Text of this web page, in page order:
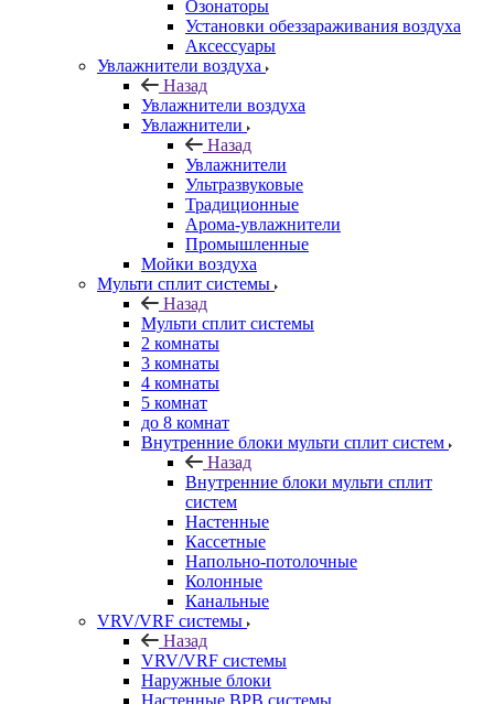
Озонаторы
Установки обеззараживания воздуха
Аксессуары
Увлажнители воздуха
Назад
Увлажнители воздуха
Увлажнители
Назад
Увлажнители
Ультразвуковые
Традиционные
Арома-увлажнители
Промышленные
Мойки воздуха
Мульти сплит системы
Назад
Мульти сплит системы
2 комнаты
3 комнаты
4 комнаты
5 комнат
до 8 комнат
Внутренние блоки мульти сплит систем
Назад
Внутренние блоки мульти сплит
систем
Настенные
Кассетные
Напольно-потолочные
Колонные
Канальные
VRV/VRF системы
Назад
VRV/VRF системы
Наружные блоки
Настенные ВРВ системы